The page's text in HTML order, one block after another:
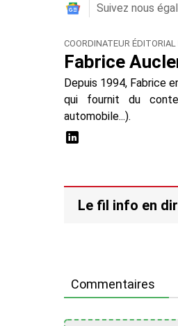
Suivez nous
COORDINATEUR
Fabrice
Depuis 1994, Fabrice
qui fournit du
automobile...).
Le fil info en
Commentaires